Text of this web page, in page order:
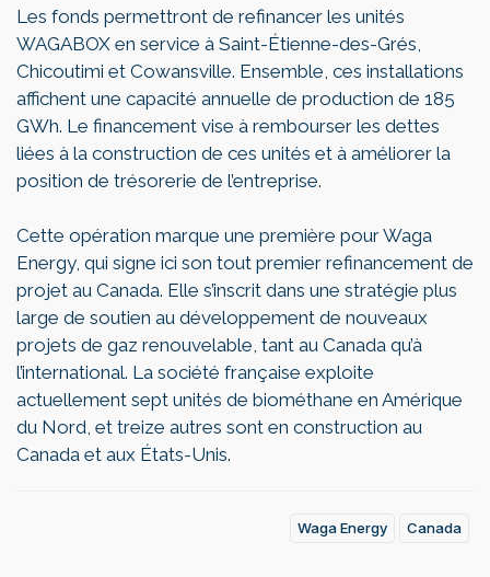
Les fonds permettront de refinancer les unités
WAGABOX en service à Saint-Étienne-des-Grés,
Chicoutimi et Cowansville. Ensemble, ces installations
affichent une capacité annuelle de production de 185
GWh. Le financement vise à rembourser les dettes
liées à la construction de ces unités et à améliorer la
position de trésorerie de l’entreprise.
Cette opération marque une première pour Waga
Energy, qui signe ici son tout premier refinancement de
projet au Canada. Elle s’inscrit dans une stratégie plus
large de soutien au développement de nouveaux
projets de gaz renouvelable, tant au Canada qu’à
l’international. La société française exploite
actuellement sept unités de biométhane en Amérique
du Nord, et treize autres sont en construction au
Canada et aux États-Unis.
Waga Energy Canada